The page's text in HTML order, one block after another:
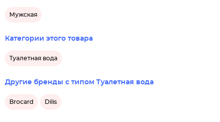
Мужская
Категории этого товара
Туалетная вода
Другие бренды с типом Туалетная вода
Brocard Dilis